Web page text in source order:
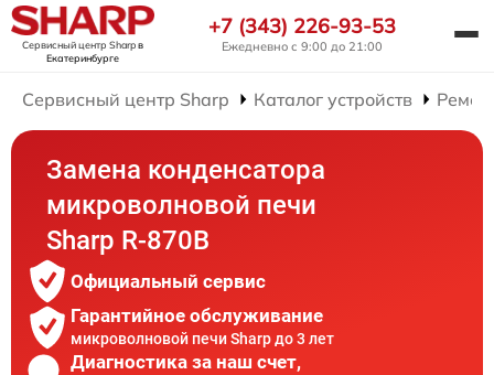
Сервисный центр Sharpв
Екатеринбурге
+7 (343) 226-93-53
Ежедневно с 9:00 до 21:00
Сервисный центр Sharp Каталог устройств
Замена конденсатора
микроволновой печи
Sharp R-870B
Официальный сервис
Гарантийное обслуживание
микроволновой печи Sharp до 3 лет
Диагностика за наш счет,